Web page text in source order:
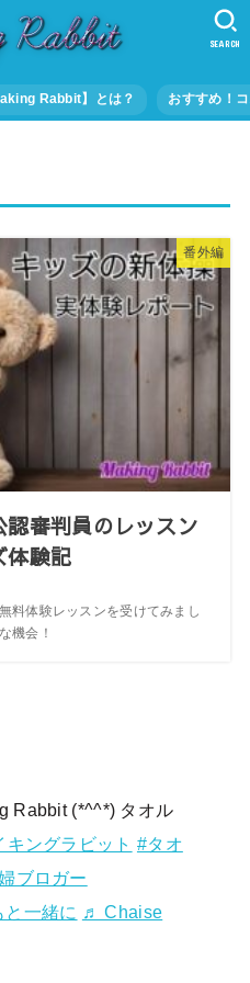
Rabbit】とは？ おすすめ！
SEARCH
番外編
審判員のレッスン
体験記
料体験レッスンを受けてみまし
機会！
Rabbit (*^^*) タオル
キングラビット #タオ
ブロガー
一緒に
♬ Chaise